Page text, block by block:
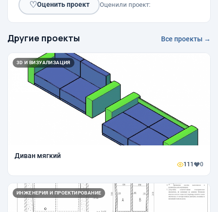
♡Оценить проект Оценили проект:
Другие проекты Все проекты →
3D И ВИЗУАЛИЗАЦИЯ
Диван мягкий
111 0
ИНЖЕНЕРИЯ И ПРОЕКТИРОВАНИЕ